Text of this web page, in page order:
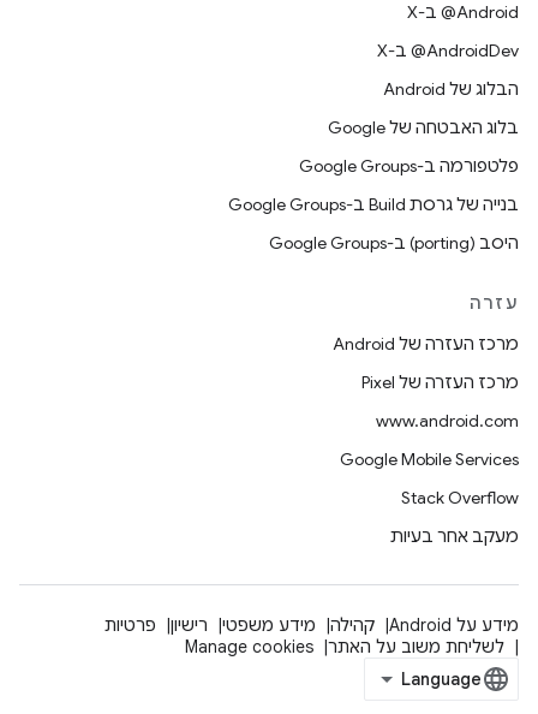
‫‎@Android ב-X
‫‎@AndroidDev ב-X
הבלוג של Android
בלוג האבטחה של Google
פלטפורמה ב-Google Groups
בנייה של גרסת Build ב-Google Groups
היסב (porting) ב-Google Groups
עזרה
מרכז העזרה של Android
מרכז העזרה של Pixel
www.android.com
Google Mobile Services
Stack Overflow
מעקב אחר בעיות
מידע על Android קהילה מידע משפטי רישיון
פרטיות
לשליחת משוב על האתר
Manage cookies